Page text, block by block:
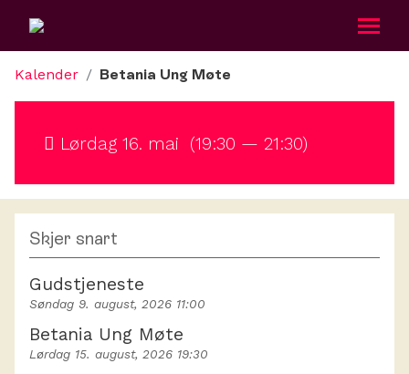
Betania Ung
Taler
Gi en gave
Kalender / Betania Ung Møte
Lørdag 16. mai (19:30 — 21:30)
Skjer snart
Gudstjeneste
Søndag 9. august, 2026 11:00
Betania Ung Møte
Lørdag 15. august, 2026 19:30